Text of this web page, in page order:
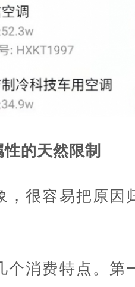
的天然限制
很容易把原因
消费特点。第